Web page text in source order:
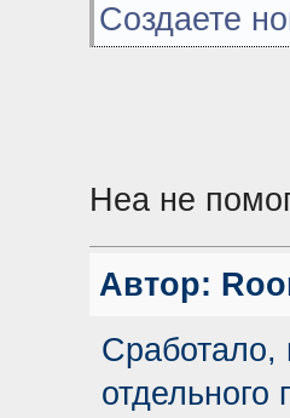
Создаете
Неа не
Автор:
Сработало,
отдельного